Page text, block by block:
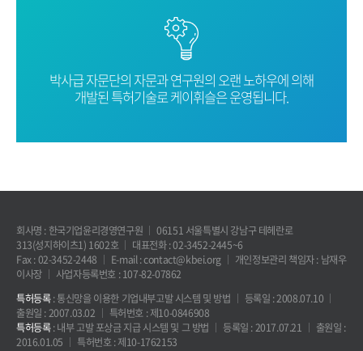
박사급 자문단의 자문과 연구원의 오랜노하우에 의해
개발된 특허기술로케이휘슬은 운영됩니다.
회사명 : 한국기업윤리경영연구원
06151 서울특별시 강남구 테헤란로
313(성지하이츠1) 1602호
대표전화 : 02-3452-2445~6
Fax : 02-3452-2448
E-mail : contact@kbei.org
개인정보관리 책임자 : 남재우
이사장
사업자등록번호 : 107-82-07862
특허등록: 통신망을 이용한 기업내부고발 시스템 및 방법
등록일 : 2008.07.10
출원일 : 2007.03.02
특허번호 : 제10-0846908
특허등록: 내부 고발 포상금 지급 시스템 및 그 방법 등록일 : 2017.07.21
출원일 :
2016.01.05
특허번호 : 제10-1762153